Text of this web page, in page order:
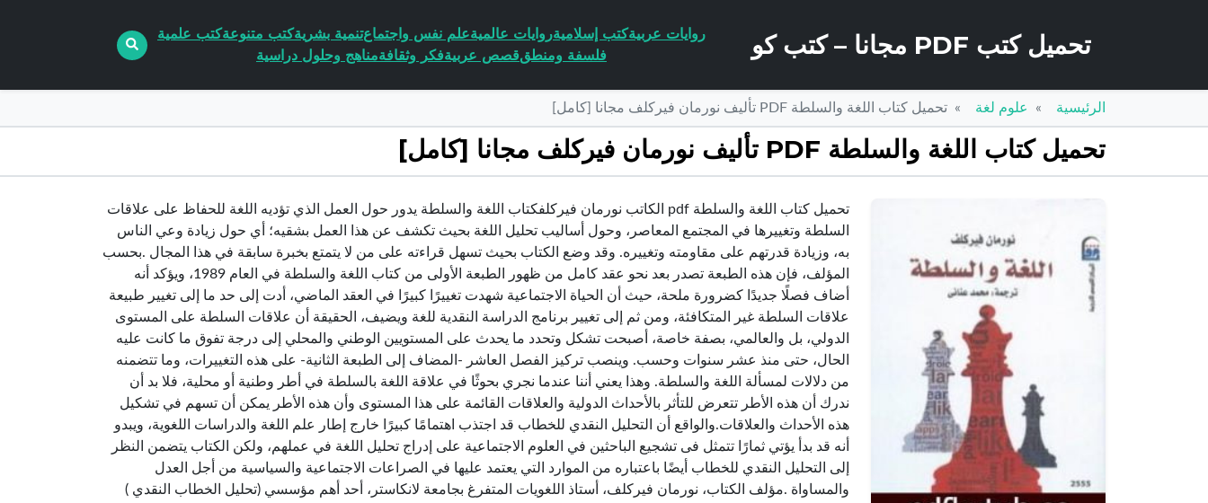
تحميل كتب PDF مجانا – كتب كو روايات عربيةكتب إسلاميةروايات عالميةعلم نفس واجتماعتنمية بشريةكتب متنوعةكتب علمية
فلسفة ومنطققصص عربيةفكر وثقافةمناهج وحلول دراسية
الرئيسية علوم لغة تحميل كتاب اللغة والسلطة PDF تأليف نورمان فيركلف مجانا [كامل]
تحميل كتاب اللغة والسلطة PDF تأليف نورمان فيركلف مجانا [كامل]
تحميل كتاب اللغة والسلطة pdf الكاتب نورمان فيركلفكتاب اللغة والسلطة يدور حول العمل الذي تؤديه اللغة للحفاظ على علاقات
السلطة وتغييرها في المجتمع المعاصر، وحول أساليب تحليل اللغة بحيث تكشف عن هذا العمل بشقيه؛ أي حول زيادة وعي الناس
به، وزيادة قدرتهم على مقاومته وتغييره. وقد وضع الكتاب بحيث تسهل قراءته على من لا يتمتع بخبرة سابقة في هذا المجال .بحسب
المؤلف، فإن هذه الطبعة تصدر بعد نحو عقد كامل من ظهور الطبعة الأولى من كتاب اللغة والسلطة في العام 1989، ويؤكد أنه
أضاف فصلًا جديدًا كضرورة ملحة، حيث أن الحياة الاجتماعية شهدت تغييرًا كبيرًا في العقد الماضي، أدت إلى حد ما إلى تغيير طبيعة
علاقات السلطة غير المتكافئة، ومن ثم إلى تغيير برنامج الدراسة النقدية للغة ويضيف، الحقيقة أن علاقات السلطة على المستوى
الدولي، بل والعالمي، بصفة خاصة، أصبحت تشكل وتحدد ما يحدث على المستويين الوطني والمحلي إلى درجة تفوق ما كانت عليه
الحال، حتى منذ عشر سنوات وحسب. وينصب تركيز الفصل العاشر -المضاف إلى الطبعة الثانية- على هذه التغييرات، وما تتضمنه
من دلالات لمسألة اللغة والسلطة. وهذا يعني أننا عندما نجري بحوثًا في علاقة اللغة بالسلطة في أطر وطنية أو محلية، فلا بد أن
ندرك أن هذه الأطر تتعرض للتأثر بالأحداث الدولية والعلاقات القائمة على هذا المستوى وأن هذه الأطر يمكن أن تسهم في تشكيل
هذه الأحداث والعلاقات.والواقع أن التحليل النقدي للخطاب قد اجتذب اهتمامًا كبيرًا خارج إطار علم اللغة والدراسات اللغوية، ويبدو
أنه قد بدأ يؤتي ثمارًا تتمثل فى تشجيع الباحثين في العلوم الاجتماعية على إدراج تحليل اللغة في عملهم، ولكن الكتاب يتضمن النظر
إلى التحليل النقدي للخطاب أيضًا باعتباره من الموارد التي يعتمد عليها في الصراعات الاجتماعية والسياسية من أجل العدل
والمساواة .مؤلف الكتاب، نورمان فيركلف، أستاذ اللغويات المتفرغ بجامعة لانكاستر، أحد أهم مؤسسي (تحليل الخطاب النقدي )